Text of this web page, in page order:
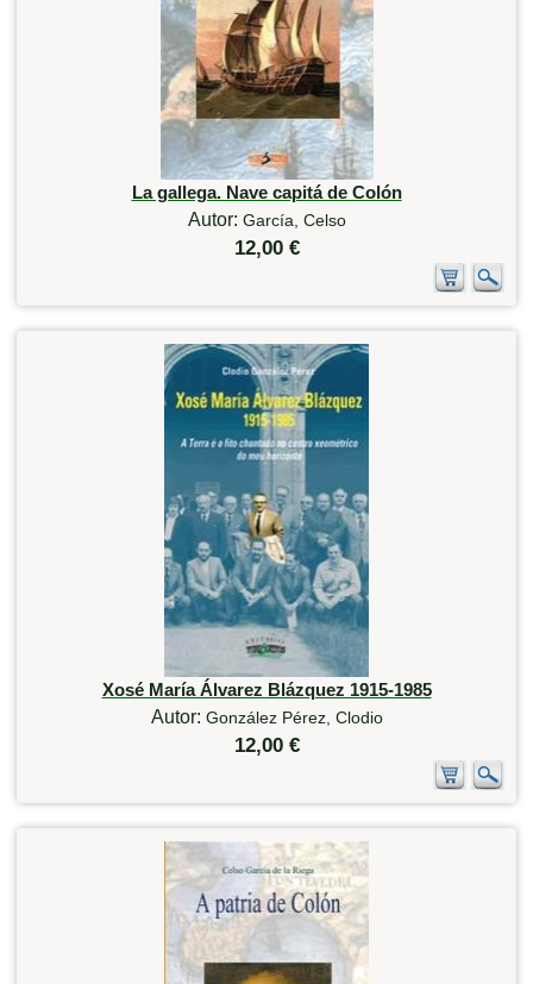
La gallega. Nave capitá de Colón
Autor: García, Celso
12,00 €
Xosé María Álvarez Blázquez 1915-1985
Autor: González Pérez, Clodio
12,00 €